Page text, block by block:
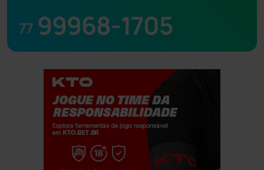
77 99968-1705